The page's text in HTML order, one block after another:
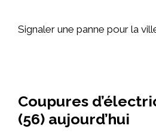
Signaler une panne pour la
Coupures
(56) aujourd’hui